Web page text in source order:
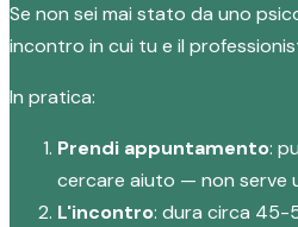
Se non sei mai stato da uno
incontro in cui tu e il
In pratica:
Prendi appuntamento:
cercare aiuto — non serve
L'incontro: dura circa 45-